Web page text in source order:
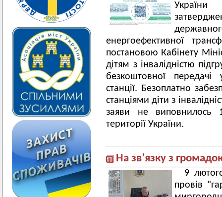
енергоефективної
постановою Кабінету
дітям з інвалідністю
безкоштовної передачі
станції. Безоплатно
станціями діти з
заяви не виповнилось
території України.
На зв’язку з
9
провів